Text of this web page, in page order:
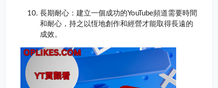
長期耐心：建立一個成功的YouTube頻道需要時間
和耐心，持之以恆地創作和經營才能取得長遠的
成效。